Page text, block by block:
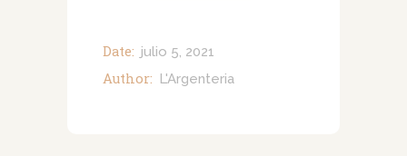
Date: julio 5, 2021
Author: L'Argenteria